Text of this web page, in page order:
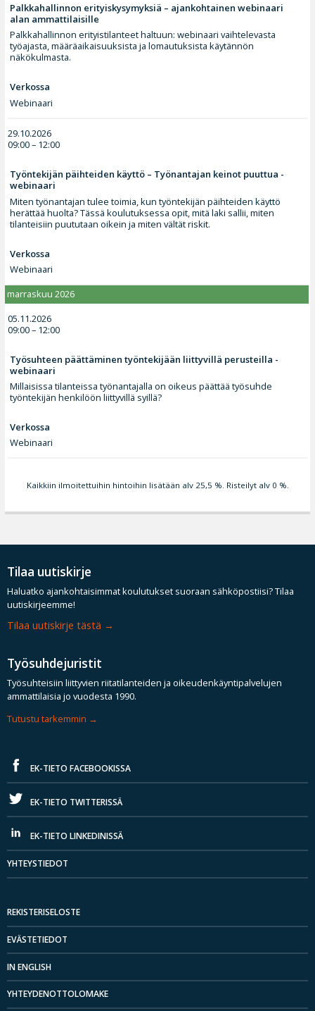
Palkkahallinnon erityiskysymyksiä – ajankohtainen webinaari
alan ammattilaisille
Palkkahallinnon erityistilanteet haltuun: webinaari vaihtelevasta
työajasta, määräaikaisuuksista ja lomautuksista käytännön
näkökulmasta.
Verkossa
Webinaari
29.10.2026
09:00 – 12:00
Työntekijän päihteiden käyttö – Työnantajan keinot puuttua -
webinaari
Miten työnantajan tulee toimia, kun työntekijän päihteiden käyttö
herättää huolta? Tässä koulutuksessa opit, mitä laki sallii, miten
tilanteisiin puututaan oikein ja miten vältät riskit.
Verkossa
Webinaari
marraskuu 2026
05.11.2026
09:00 – 12:00
Työsuhteen päättäminen työntekijään liittyvillä perusteilla -
webinaari
Millaisissa tilanteissa työnantajalla on oikeus päättää työsuhde
työntekijän henkilöön liittyvillä syillä?
Verkossa
Webinaari
Kaikkiin ilmoitettuihin hintoihin lisätään alv 25,5 %. Risteilyt alv 0 %.
Tilaa uutiskirje
Haluatko ajankohtaisimmat koulutukset suoraan sähköpostiisi? Tilaa
uutiskirjeemme!
Tilaa uutiskirje tästä
Työsuhdejuristit
Työsuhteisiin liittyvien riitatilanteiden ja oikeudenkäyntipalvelujen
ammattilaisia jo vuodesta 1990.
Tutustu tarkemmin
EK-TIETO FACEBOOKISSA
EK-TIETO TWITTERISSÄ
EK-TIETO LINKEDINISSÄ
YHTEYSTIEDOT
REKISTERISELOSTE
EVÄSTETIEDOT
IN ENGLISH
YHTEYDENOTTOLOMAKE